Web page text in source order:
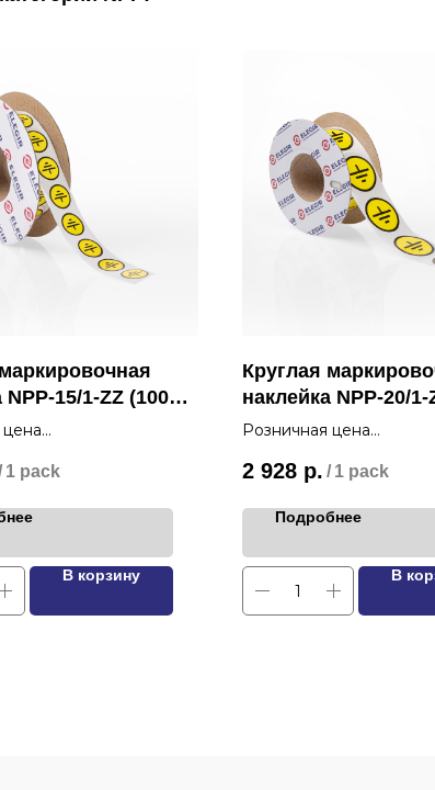
NPP-15/1-ZZ (1000
1 pack
В корзину
Круглая
наклейка NPP-20/1-
шт.)
Розничная цена
2 928 р. / 1 pack
Подробнее
В